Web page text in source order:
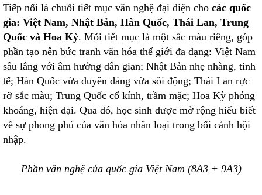
Tiếp nối là chuỗi tiết mục văn nghệ đại diện cho các quốc
gia: Việt Nam, Nhật Bản, Hàn Quốc, Thái Lan, Trung
Quốc và Hoa Kỳ. Mỗi tiết mục là một sắc màu riêng, góp
phần tạo nên bức tranh văn hóa thế giới đa dạng: Việt Nam
sâu lắng với âm hưởng dân gian; Nhật Bản nhẹ nhàng, tinh
tế; Hàn Quốc vừa duyên dáng vừa sôi động; Thái Lan rực
rỡ sắc màu; Trung Quốc cổ kính, trầm mặc; Hoa Kỳ phóng
khoáng, hiện đại. Qua đó, học sinh được mở rộng hiểu biết
về sự phong phú của văn hóa nhân loại trong bối cảnh hội
nhập.
Phần văn nghệ của quốc gia Việt Nam (8A3 + 9A3)